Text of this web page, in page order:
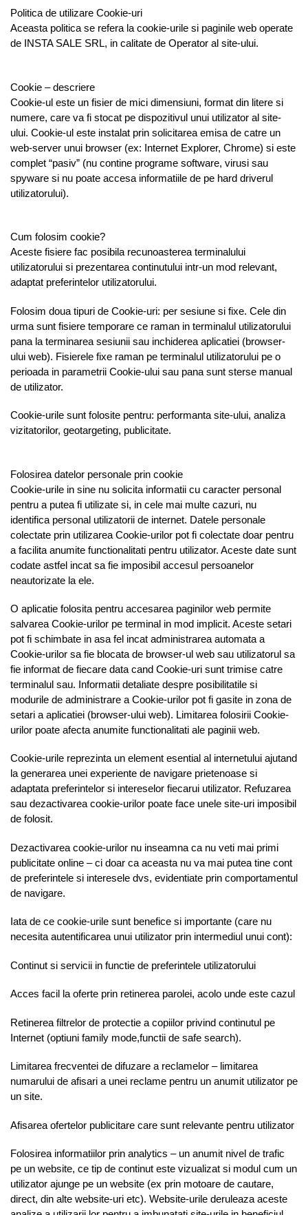
Politica de utilizare Cookie-uri
Aceasta politica se refera la cookie-urile si paginile web operate
de INSTA SALE SRL, in calitate de Operator al site-ului.
Cookie – descriere
Cookie-ul este un fisier de mici dimensiuni, format din litere si
numere, care va fi stocat pe dispozitivul unui utilizator al site-
ului. Cookie-ul este instalat prin solicitarea emisa de catre un
web-server unui browser (ex: Internet Explorer, Chrome) si este
complet “pasiv” (nu contine programe software, virusi sau
spyware si nu poate accesa informatiile de pe hard driverul
utilizatorului).
Cum folosim cookie?
Aceste fisiere fac posibila recunoasterea terminalului
utilizatorului si prezentarea continutului intr-un mod relevant,
adaptat preferintelor utilizatorului.
Folosim doua tipuri de Cookie-uri: per sesiune si fixe. Cele din
urma sunt fisiere temporare ce raman in terminalul utilizatorului
pana la terminarea sesiunii sau inchiderea aplicatiei (browser-
ului web). Fisierele fixe raman pe terminalul utilizatorului pe o
perioada in parametrii Cookie-ului sau pana sunt sterse manual
de utilizator.
Cookie-urile sunt folosite pentru: performanta site-ului, analiza
vizitatorilor, geotargeting, publicitate.
Folosirea datelor personale prin cookie
Cookie-urile in sine nu solicita informatii cu caracter personal
pentru a putea fi utilizate si, in cele mai multe cazuri, nu
identifica personal utilizatorii de internet. Datele personale
colectate prin utilizarea Cookie-urilor pot fi colectate doar pentru
a facilita anumite functionalitati pentru utilizator. Aceste date sunt
codate astfel incat sa fie imposibil accesul persoanelor
neautorizate la ele.
O aplicatie folosita pentru accesarea paginilor web permite
salvarea Cookie-urilor pe terminal in mod implicit. Aceste setari
pot fi schimbate in asa fel incat administrarea automata a
Cookie-urilor sa fie blocata de browser-ul web sau utilizatorul sa
fie informat de fiecare data cand Cookie-uri sunt trimise catre
terminalul sau. Informatii detaliate despre posibilitatile si
modurile de administrare a Cookie-urilor pot fi gasite in zona de
setari a aplicatiei (browser-ului web). Limitarea folosirii Cookie-
urilor poate afecta anumite functionalitati ale paginii web.
Cookie-urile reprezinta un element esential al internetului ajutand
la generarea unei experiente de navigare prietenoase si
adaptata preferintelor si intereselor fiecarui utilizator. Refuzarea
sau dezactivarea cookie-urilor poate face unele site-uri imposibil
de folosit.
Dezactivarea cookie-urilor nu inseamna ca nu veti mai primi
publicitate online – ci doar ca aceasta nu va mai putea tine cont
de preferintele si interesele dvs, evidentiate prin comportamentul
de navigare.
Iata de ce cookie-urile sunt benefice si importante (care nu
necesita autentificarea unui utilizator prin intermediul unui cont):
Continut si servicii in functie de preferintele utilizatorului
Acces facil la oferte prin retinerea parolei, acolo unde este cazul
Retinerea filtrelor de protectie a copiilor privind continutul pe
Internet (optiuni family mode,functii de safe search).
Limitarea frecventei de difuzare a reclamelor – limitarea
numarului de afisari a unei reclame pentru un anumit utilizator pe
un site.
Afisarea ofertelor publicitare care sunt relevante pentru utilizator
Folosirea informatiilor prin analytics – un anumit nivel de trafic
pe un website, ce tip de continut este vizualizat si modul cum un
utilizator ajunge pe un website (ex prin motoare de cautare,
direct, din alte website-uri etc). Website-urile deruleaza aceste